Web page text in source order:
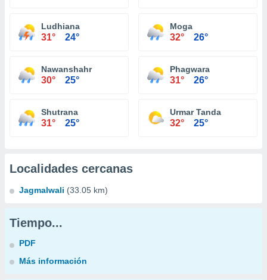
Ludhiana
31° 24°
Moga
32° 26°
Nawanshahr
30° 25°
Phagwara
31° 26°
Shutrana
31° 25°
Urmar Tanda
32° 25°
Localidades cercanas
Jagmalwali (33.05 km)
Tiempo...
PDF
Más información